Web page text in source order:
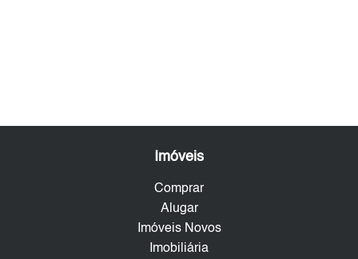
Imóveis
Comprar
Alugar
Imóveis Novos
Imobiliária